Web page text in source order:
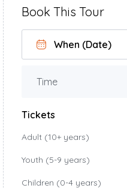
Book This Tour
Time
Tickets
Adult (10+ years)
Youth (5-9 years)
Children (0-4 years)